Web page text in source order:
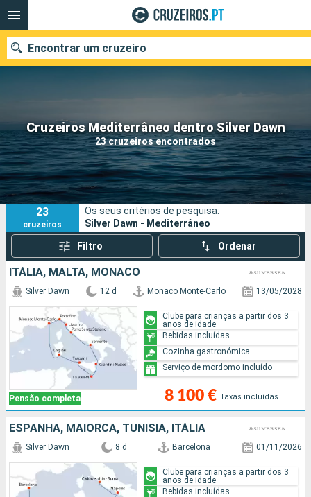
Cruzeiros Mediterrâneo dentro Silver Dawn
23 cruzeiros encontrados
Encontrar um cruzeiro
Quando ir?
Data de partida
Portos Companhias
Pesquisar
23
cruzeiros
Os seus critérios de pesquisa:
Silver Dawn - Mediterrâneo
Filtro Ordenar
ITÁLIA, MALTA, MÔNACO
Pensão completa
Silver Dawn 12 d Monaco Monte-Carlo 13/05/2028
8 100 € Taxas incluídas
Clube para crianças a partir dos 3
anos de idade
Bebidas incluídas
Cozinha gastronómica
Serviço de mordomo incluído
ESPANHA, MAIORCA, TUNÍSIA, ITÁLIA
Silver Dawn 8 d Barcelona 01/11/2026
Clube para crianças a partir dos 3
anos de idade
Bebidas incluídas